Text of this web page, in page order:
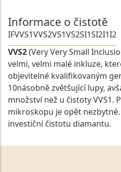
Informace o čistotě
IFVVS1VVS2VS1VS2SI1SI2I1I2
VVS2(Very Very Small
velmi, velmi malé inkluze,
objevitelné kvalifikovaným
10násobně zvětšující lupy,
množství než u čistoty VVS1.
mikroskopu je opět nezbytné.
investiční čistotu diamantu.